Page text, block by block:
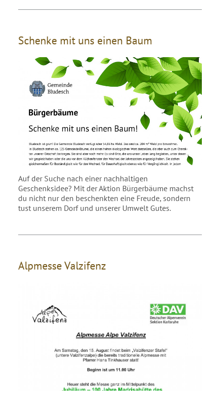
Schenke mit uns einen Baum
Auf der Suche nach einer nachhaltigen
Geschenksidee? Mit der Aktion Bürgerbäume machst
du nicht nur den beschenkten eine Freude, sondern
tust unserem Dorf und unserer Umwelt Gutes.
Alpmesse Valzifenz